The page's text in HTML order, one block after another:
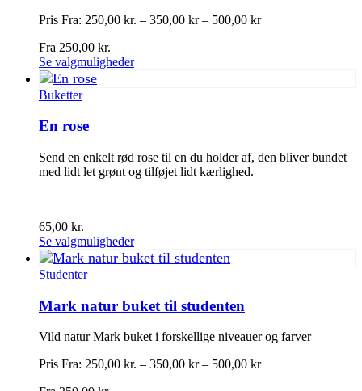
Pris Fra: 250,00 kr. – 350,00 kr – 500,00 kr
Fra 250,00 kr.
Se valgmulighederDette
vælges
på
Buketter
En rose
Send en enkelt rød rose til en du holder af, den bliver bundet
med lidt let grønt og tilføjet lidt kærlighed.
65,00 kr.
Se valgmuligheder
Studenter
Mark natur buket til studenten
Vild natur Mark buket i forskellige niveauer og farver
Pris Fra: 250,00 kr. – 350,00 kr – 500,00 kr